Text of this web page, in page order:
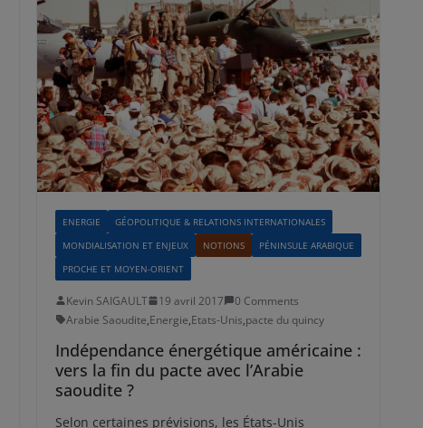
ENERGIE
GÉOPOLITIQUE & RELATIONS INTERNATIONALES
MONDIALISATION ET ENJEUX
NOTIONS
PÉNINSULE ARABIQUE
PROCHE ET MOYEN-ORIENT
Kevin SAIGAULT 19 avril 2017
0 Comments
Arabie Saoudite,Energie,Etats-Unis,pacte du quincy
Indépendance énergétique américaine :
vers la fin du pacte avec l’Arabie
saoudite ?
Selon certaines prévisions, les États-Unis